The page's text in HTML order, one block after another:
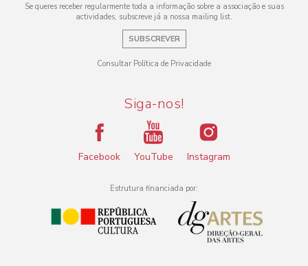
Se queres receber regularmente toda a informação sobre a associação e suas
actividades, subscreve já a nossa mailing list.
SUBSCREVER
Consultar Política de Privacidade
Siga-nos!
Facebook YouTube Instagram
Estrutura financiada por: